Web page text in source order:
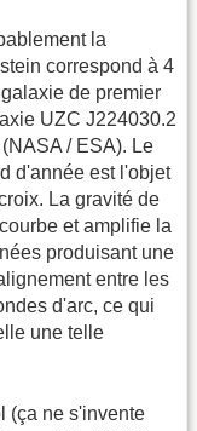
la
correspond à 4
de premier
UZC J224030.2
/ ESA). Le
d'année est l'objet
La gravité de
et amplifie la
produisant une
entre les
d'arc, ce qui
une telle
(ça ne s'invente